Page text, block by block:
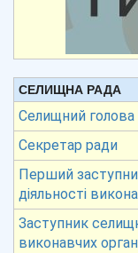
СЕЛИЩНА РАДА
Селищний голова
Секретар ради
Перший
діяльності
Заступник
виконавчих